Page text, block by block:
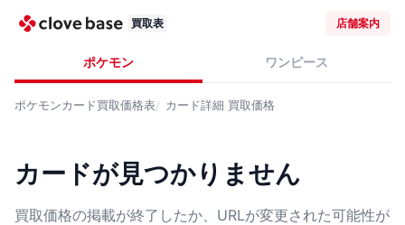
買取表 店舗案内
ポケモン ワンピース
ポケモンカード買取価格表 カード詳細 買取価格
カードが見つかりません
買取価格の掲載が終了したか、URLが変更された可能性が